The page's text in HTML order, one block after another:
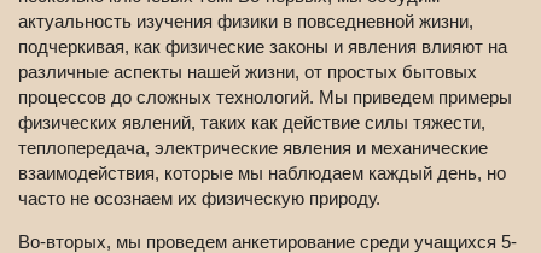
актуальность изучения физики в повседневной жизни,
подчеркивая, как физические законы и явления влияют на
различные аспекты нашей жизни, от простых бытовых
процессов до сложных технологий. Мы приведем примеры
физических явлений, таких как действие силы тяжести,
теплопередача, электрические явления и механические
взаимодействия, которые мы наблюдаем каждый день, но
часто не осознаем их физическую природу.
Во-вторых, мы проведем анкетирование среди учащихся 5-